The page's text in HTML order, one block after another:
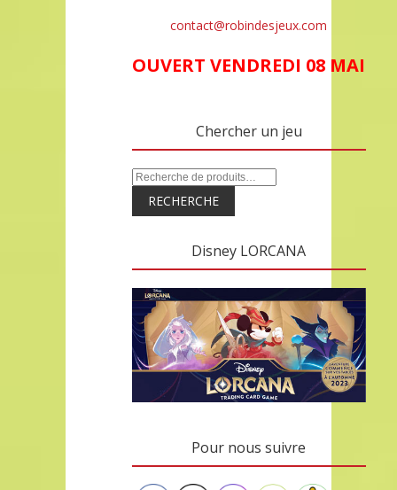
contact@robindesjeux.com
OUVERT VENDREDI 08 MAI
Chercher un jeu
RECHERCHE
Disney LORCANA
Pour nous suivre